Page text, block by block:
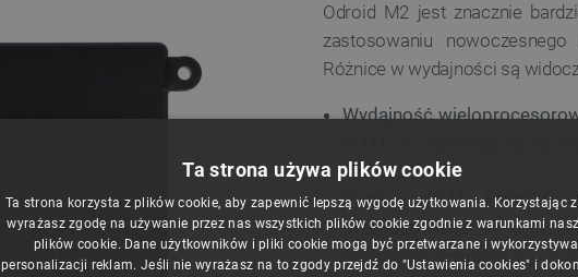
Odroid M2 jest znacznie
zastosowaniu nowoczesnego
Różnice w wydajności są
Wydajność
w M1, co przekłada się na
jednocześnie
Pamięć RAM LPDDR5w
przepustowośćniż w
aplikacjach wymagających
Ta strona używa plików cookie
Ta strona korzysta z plików cookie, aby zapewnić lepszą wygodę użytkowania. Korzystając
wyrażasz zgodę na używanie przez nas wszystkich plików cookie zgodnie z warunkami
plików cookie. Dane użytkowników i pliki cookie mogą być przetwarzane i
personalizacji reklam. Jeśli nie wyrażasz na to zgody przejdź do "Ustawienia cookies" i